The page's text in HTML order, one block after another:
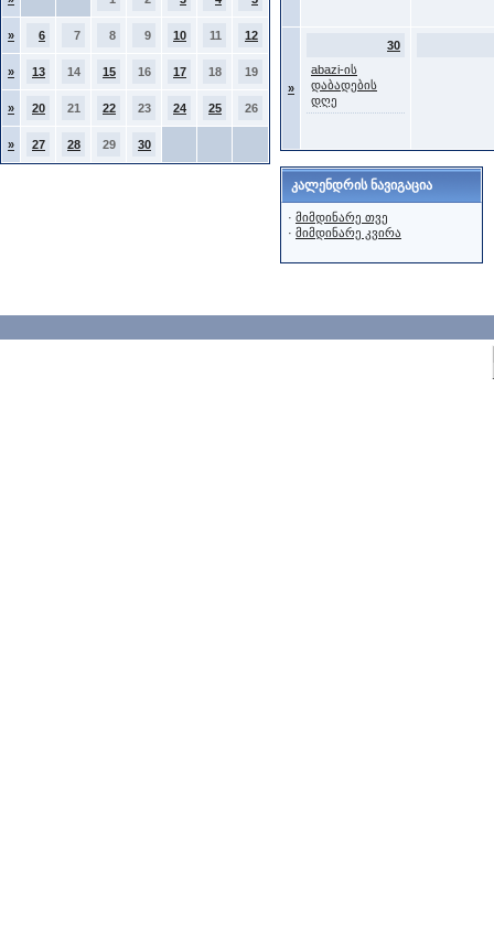
» 6 7 8 9 10 11 12
» 13 14 15 16 17 18 19
» 20 21 22 23 24 25 26
» 27 28 29 30
»
30
abazi-ის
დაბადების
დღე
კალენდრის ნავიგაცია
· მიმდინარე თვე
· მიმდინარე კვირა